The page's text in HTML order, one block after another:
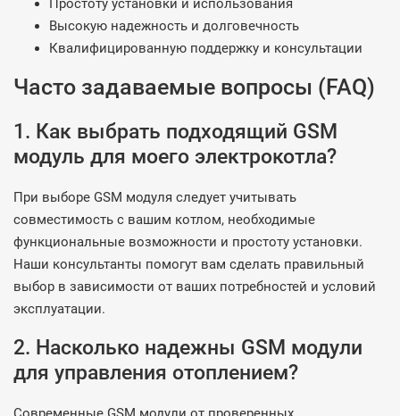
Простоту установки и использования
Высокую надежность и долговечность
Квалифицированную поддержку и консультации
Часто задаваемые вопросы (FAQ)
1. Как выбрать подходящий GSM
модуль для моего электрокотла?
При выборе GSM модуля следует учитывать
совместимость с вашим котлом, необходимые
функциональные возможности и простоту установки.
Наши консультанты помогут вам сделать правильный
выбор в зависимости от ваших потребностей и условий
эксплуатации.
2. Насколько надежны GSM модули
для управления отоплением?